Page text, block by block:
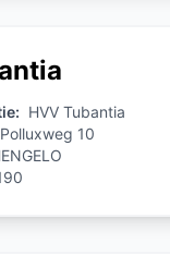
HVV Tubantia
10